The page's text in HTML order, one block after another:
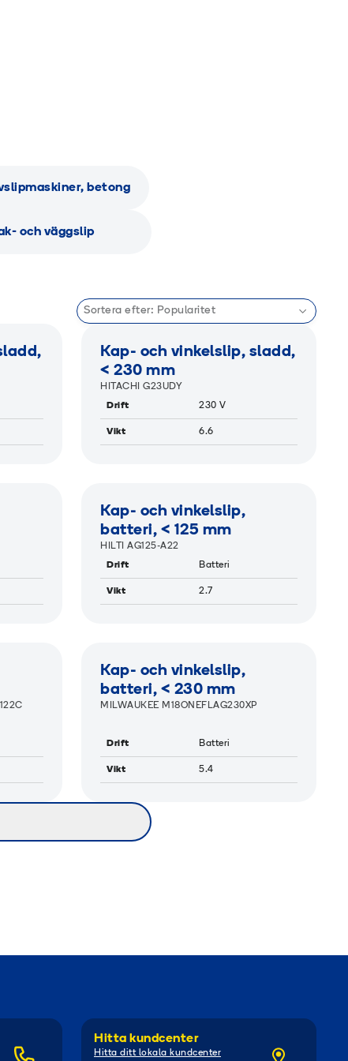
betong
och väggslip
Sortera efter: Popularitet
Kap- och vinkelslip, sladd,
< 230 mm
HITACHI G23UDY
Drift
230 V
Vikt 6.6
Kap- och vinkelslip,
batteri, < 125 mm
HILTI AG125-A22
Drift
Batteri
Vikt 2.7
Kap- och vinkelslip,
batteri, < 230 mm
MILWAUKEE M18ONEFLAG230XP
Drift Batteri
Vikt 5.4
Hitta kundcenter
Hitta ditt lokala kundcenter